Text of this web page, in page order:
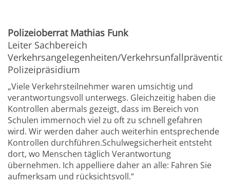
Polizeioberrat Mathias Funk
Leiter Sachbereich
Verkehrsangelegenheiten/
Polizeipräsidium
„Viele Verkehrsteilnehmer waren umsichtig und
verantwortungsvoll unterwegs. Gleichzeitig haben die
Kontrollen abermals gezeigt, dass im Bereich von
Schulen immernoch viel zu oft zu schnell gefahren
wird. Wir werden daher auch weiterhin entsprechende
Kontrollen durchführen.Schulwegsicherheit entsteht
dort, wo Menschen täglich Verantwortung
übernehmen. Ich appelliere daher an alle: Fahren Sie
aufmerksam und rücksichtsvoll.“